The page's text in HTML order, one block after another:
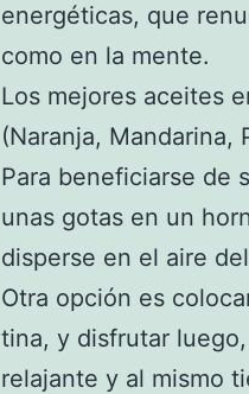
energéticas, que
como en la mente.
Los mejores aceites
(Naranja, Mandarina,
Para beneficiarse de
unas gotas en un
disperse en el aire
Otra opción es
tina, y disfrutar
relajante y al mismo